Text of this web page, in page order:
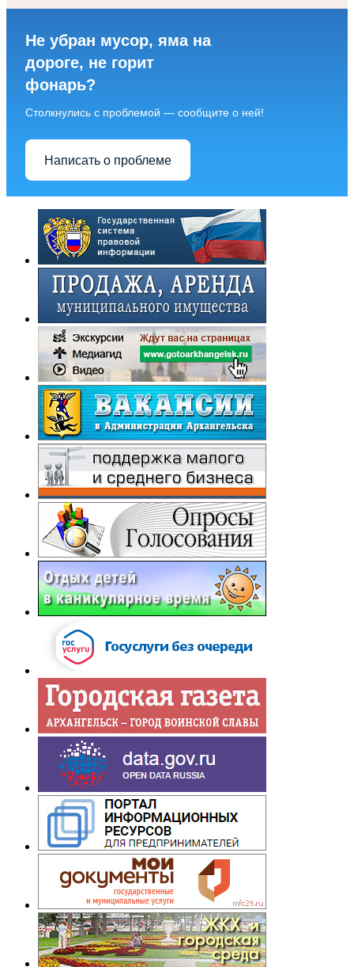
Не убран мусор, яма на
дороге, не горит
фонарь?
Столкнулись с проблемой — сообщите о ней!
Написать о проблеме